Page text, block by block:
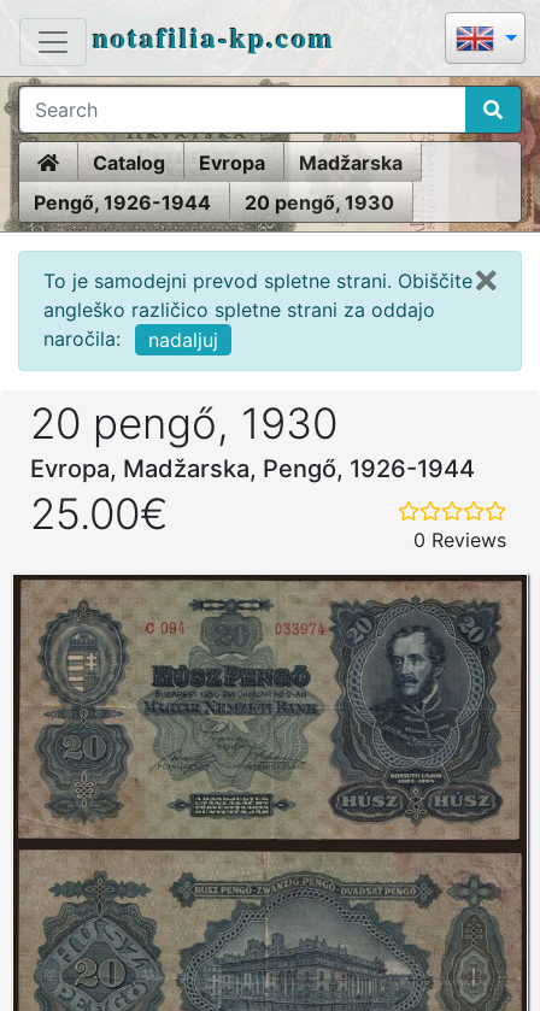
notafilia-kp.com
HomeCatalog Evropa
Madžarska
Pengő, 1926-1944
20 pengő, 1930
To je samodejni prevod spletne strani. Obiščite
angleško različico spletne strani za oddajo
naročila:
nadaljuj
20 pengő, 1930
Evropa, Madžarska, Pengő, 1926-1944
25.00€
0 Reviews